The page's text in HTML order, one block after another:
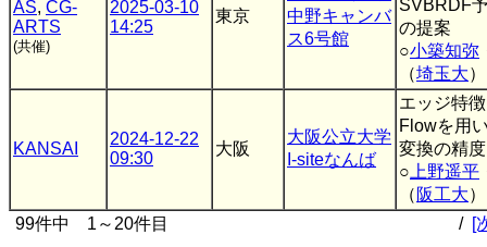
AS, CG-
ARTS
(共催)
2025-03-10
14:25
東京
中野キャンバ
ス6号館
SVBRDF
の提案
○小築知弥
（埼玉大）
KANSAI
2024-12-22
09:30
大阪
大阪公立大学
I-siteなんば
エッジ特
Flowを用
変換の精
○ 上野遥平
（ 阪工大）
99件中 1～20件目
/ [